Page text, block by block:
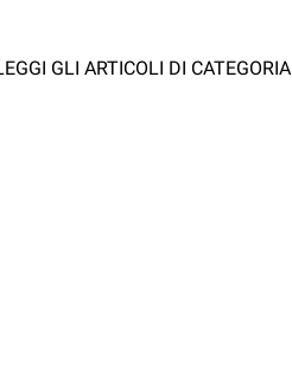
GLI ARTICOLI DI CATEGORIA